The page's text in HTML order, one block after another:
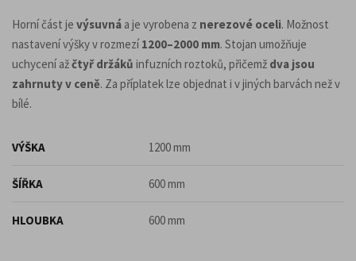
Horní část je výsuvná a je vyrobena z nerezové oceli. Možnost
nastavení výšky v rozmezí1200–2000 mm. Stojan umožňuje
uchycení ažčtyř držáků infuzních roztoků, přičemž dva jsou
zahrnuty v ceně. Za příplatek lze objednat i v jiných barvách než v
bílé.
VÝŠKA 1200 mm
ŠÍŘKA 600 mm
HLOUBKA 600 mm